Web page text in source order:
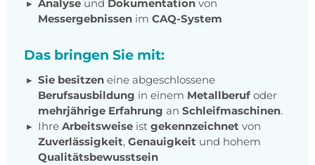
Analyse und Dokumentation von
Messergebnissen im CAQ-System
Das bringen Sie mit:
Sie besitzen eine abgeschlossene
Berufsausbildung in einem Metallberuf oder
mehrjährige Erfahrung an Schleifmaschinen.
Ihre Arbeitsweise ist gekennzeichnet von
Zuverlässigkeit, Genauigkeit und hohem
Qualitätsbewusstsein